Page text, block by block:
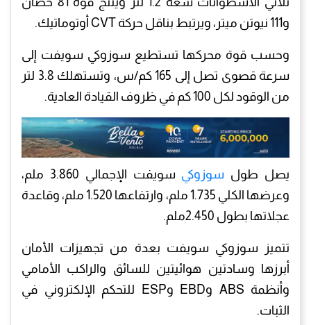
و111 نيوتن ميتر، ويرتبط بناقل حركة CVT أوتوماتيك.
وحسب قوة محركها تستطيع سوزوكي سويفت إلى
سرعة قصوى تصل إلى 165 كم/س، وتستهلك 3.8 لتر
من الوقود لكل 100 كم في ظروف القيادة العادية.
يصل طول سوزوكي
سويفت الإجمالي 3.860 ملم،
وعرضها الكلي 1.735 ملم، وارتفاعها 1.520 ملم، وقاعدة
عجلاتها بطول 2.450ملم.
تتميز سوزوكي سويفت بعدة من تجهيزات الأمان
أبرزها وسادتين هوائيتين للسائق والراكب الأمامي
وأنظمة ABS وEBD وESP للتحكم الإلكتروني في
الثبات.